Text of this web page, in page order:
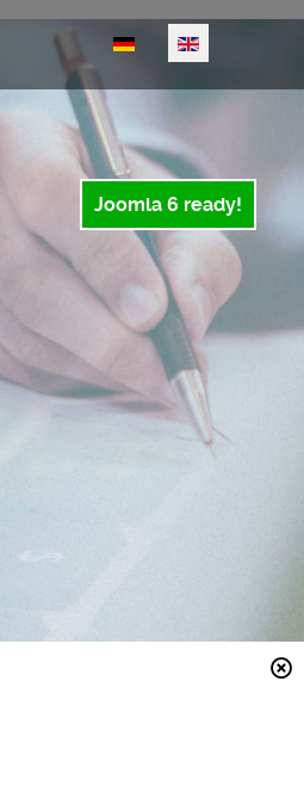
Select your language
Joomla 6 ready!